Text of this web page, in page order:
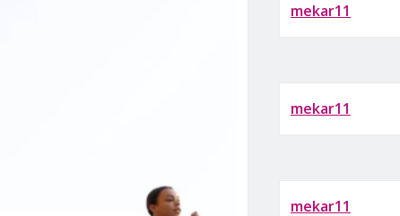
mekar11
mekar11
mekar11